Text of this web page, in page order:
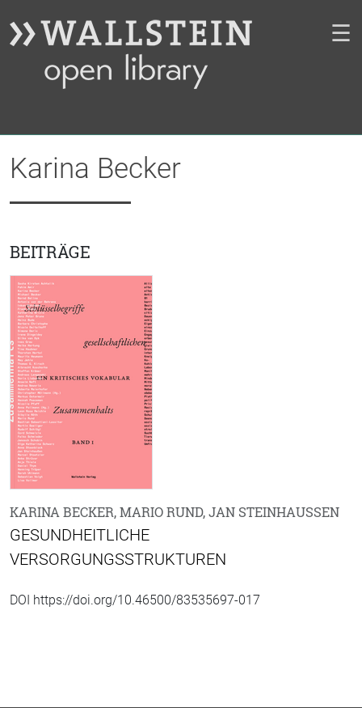
☰
Karina Becker
BEITRÄGE
KARINA BECKER, MARIO RUND, JAN STEINHAUSSEN
GESUNDHEITLICHE
VERSORGUNGSSTRUKTUREN
DOI https://doi.org/10.46500/83535697-017